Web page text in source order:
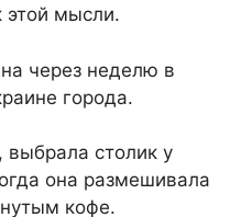
этой мысли.
через неделю в
города.
столик у
она размешивала
кофе.